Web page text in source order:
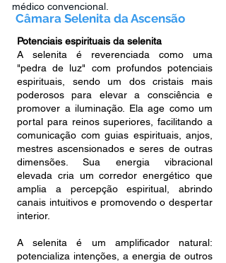
médico convencional.
Câmara Selenita da Ascensão
Potenciais espirituais da selenita
A selenita é reverenciada como uma
"pedra de luz" com profundos potenciais
espirituais, sendo um dos cristais mais
poderosos para elevar a consciência e
promover a iluminação. Ela age como um
portal para reinos superiores, facilitando a
comunicação com guias espirituais, anjos,
mestres ascensionados e seres de outras
dimensões. Sua energia vibracional
elevada cria um corredor energético que
amplia a percepção espiritual, abrindo
canais intuitivos e promovendo o despertar
interior.
A selenita é um amplificador natural:
potencializa intenções, a energia de outros